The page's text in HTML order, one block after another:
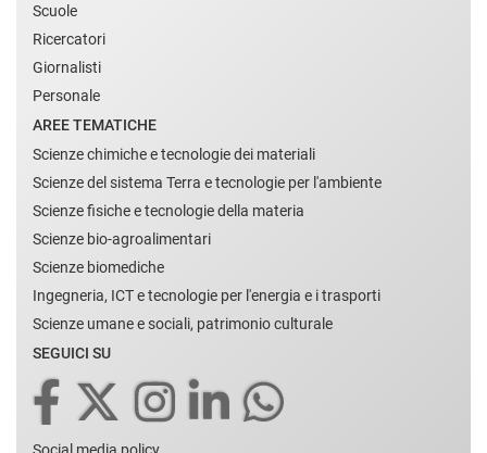
Scuole
Ricercatori
Giornalisti
Personale
AREE TEMATICHE
Scienze chimiche e tecnologie dei materiali
Scienze del sistema Terra e tecnologie per l'ambiente
Scienze fisiche e tecnologie della materia
Scienze bio-agroalimentari
Scienze biomediche
Ingegneria, ICT e tecnologie per l'energia e i trasporti
Scienze umane e sociali, patrimonio culturale
SEGUICI SU
Social media policy